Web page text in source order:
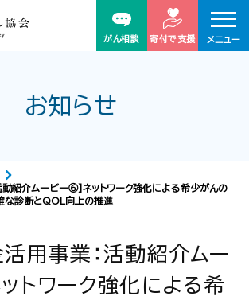
がん相談 寄付で支援 メニュー
お知らせ
動紹介ムービー⑥】ネットワーク強化による希少がんの
な診断とQOL向上の推進
活用事業：活動紹介ムー
トワーク強化による希